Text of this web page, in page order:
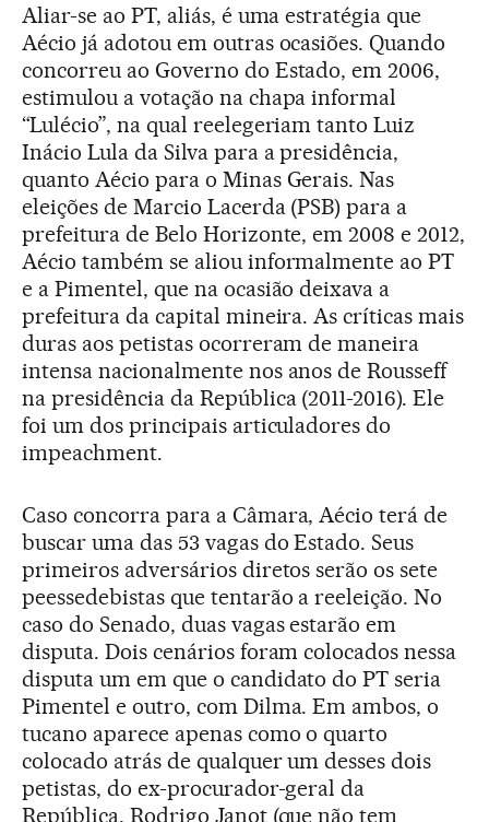
Aliar-se ao PT, aliás, é uma estratégia que
Aécio já adotou em outras ocasiões. Quando
concorreu ao Governo do Estado, em 2006,
estimulou a votação na chapa informal
“Lulécio”, na qual reelegeriam tanto Luiz
Inácio Lula da Silva para a presidência,
quanto Aécio para o Minas Gerais. Nas
eleições de Marcio Lacerda (PSB) para a
prefeitura de Belo Horizonte, em 2008 e 2012,
Aécio também se aliou informalmente ao PT
e a Pimentel, que na ocasião deixava a
prefeitura da capital mineira. As críticas mais
duras aos petistas ocorreram de maneira
intensa nacionalmente nos anos de Rousseff
na presidência da República (2011-2016). Ele
foi um dos principais articuladores do
impeachment.
Caso concorra para a Câmara, Aécio terá de
buscar uma das 53 vagas do Estado. Seus
primeiros adversários diretos serão os sete
peessedebistas que tentarão a reeleição. No
caso do Senado, duas vagas estarão em
disputa. Dois cenários foram colocados nessa
disputa um em que o candidato do PT seria
Pimentel e outro, com Dilma. Em ambos, o
tucano aparece apenas como o quarto
colocado atrás de qualquer um desses dois
petistas, do ex-procurador-geral da
República, Rodrigo Janot (que não tem